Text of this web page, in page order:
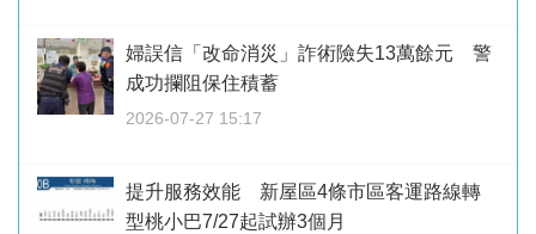
婦誤信「改命消災」詐術險失13萬餘元 警
成功攔阻保住積蓄
2026-07-27 15:17
提升服務效能 新屋區4條市區客運路線轉
型桃小巴7/27起試辦3個月